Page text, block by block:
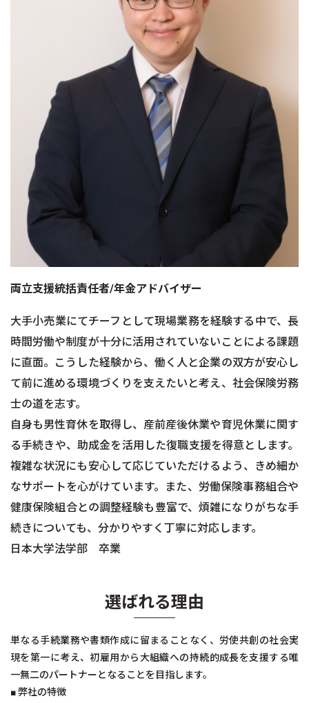
両立支援統括責任者/年金アドバイザー
大手小売業にてチーフとして現場業務を経験する中で、長
時間労働や制度が十分に活用されていないことによる課題
に直面。こうした経験から、働く人と企業の双方が安心し
て前に進める環境づくりを支えたいと考え、社会保険労務
士の道を志す。
自身も男性育休を取得し、産前産後休業や育児休業に関す
る手続きや、助成金を活用した復職支援を得意とします。
複雑な状況にも安心して応じていただけるよう、きめ細か
なサポートを心がけています。また、労働保険事務組合や
健康保険組合との調整経験も豊富で、煩雑になりがちな手
続きについても、分かりやすく丁寧に対応します。
日本大学法学部 卒業
選ばれる理由
単なる手続業務や書類作成に留まることなく、労使共創の社会実
現を第一に考え、初雇用から大組織への持続的成長を支援する唯
一無二のパートナーとなることを目指します。
■ 弊社の特徴